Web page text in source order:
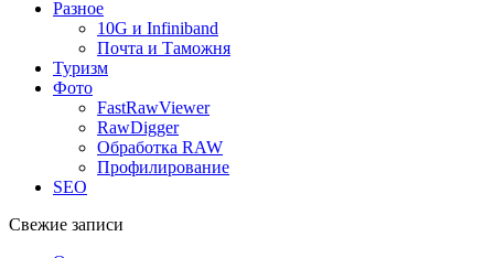
Разное
10G и Infiniband
Почта и Таможня
Туризм
Фото
FastRawViewer
RawDigger
Обработка RAW
Профилирование
SEO
Свежие записи